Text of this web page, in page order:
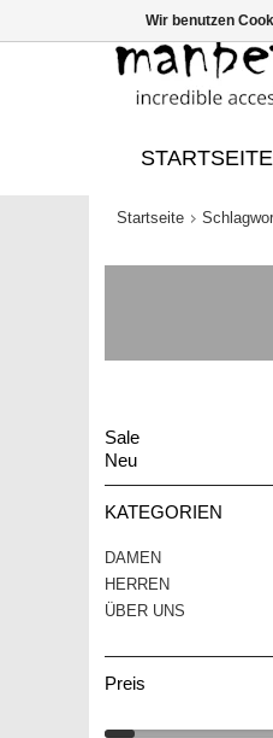
STARTSEITE
Startseite
Sale
Neu
KATEGORIEN
DAMEN
HERREN
ÜBER UNS
Preis
Wir benutzen